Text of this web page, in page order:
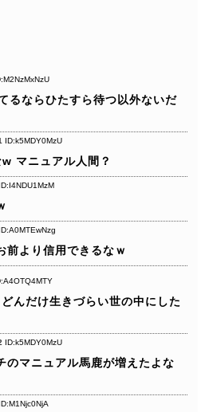
るならひたすら待つ以外ないだ
ID:k5MDY0MzU
w マニュアル人間？
ID:I4NDU1MzM
ID:A0MTEwNzg
前より信用できるなｗ
どんだけ生きづらい世の中にした
ID:k5MDY0MzU
のマニュアル馬鹿が増えたよな
ID:M1Njc0NjA